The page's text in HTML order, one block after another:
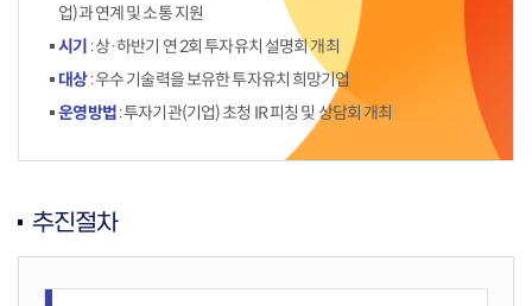
업)과 연계 및 소통 지원
시기 : 상·하반기 연 2회 투자유치 설명회 개최
대상: 우수 기술력을 보유한 투자유치 희망기업
운영방법: 투자기관(기업) 초청 IR 피칭 및 상담회 개최
추진절차